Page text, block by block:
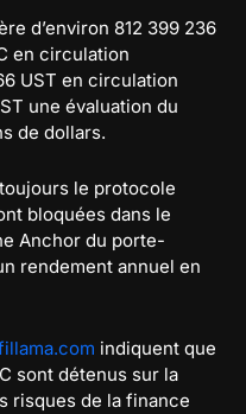
d’environ 812 399 236
en circulation
UST en circulation
une évaluation du
de dollars.
le protocole
bloquées dans le
Anchor du porte-
rendement annuel en
indiquent que
sont détenus sur la
risques de la finance